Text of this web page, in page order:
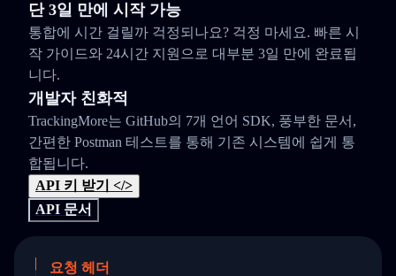
단 3일 만에 시작 가능
통합에 시간 걸릴까 걱정되나요? 걱정 마세요. 빠른 시
작 가이드와 24시간 지원으로 대부분 3일 만에 완료됩
니다.
개발자 친화적
TrackingMore는 GitHub의 7개 언어 SDK, 풍부한 문서,
간편한 Postman 테스트를 통해 기존 시스템에 쉽게 통
합됩니다.
API 키 받기 </>
API 문서
요청 헤더